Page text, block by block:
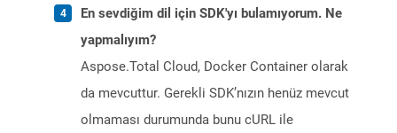
En sevdiğim dil için SDK'yı bulamıyorum. Ne
yapmalıyım?
Aspose.Total Cloud, Docker Container olarak
da mevcuttur. Gerekli SDK’nızın henüz mevcut
olmaması durumunda bunu cURL ile